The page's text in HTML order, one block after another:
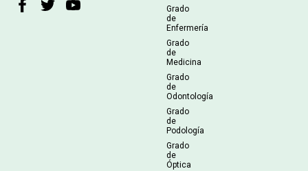
Grado
de
Enfermería
Grado
de
Medicina
Grado
de
Odontología
Grado
de
Podología
Grado
de
Óptica